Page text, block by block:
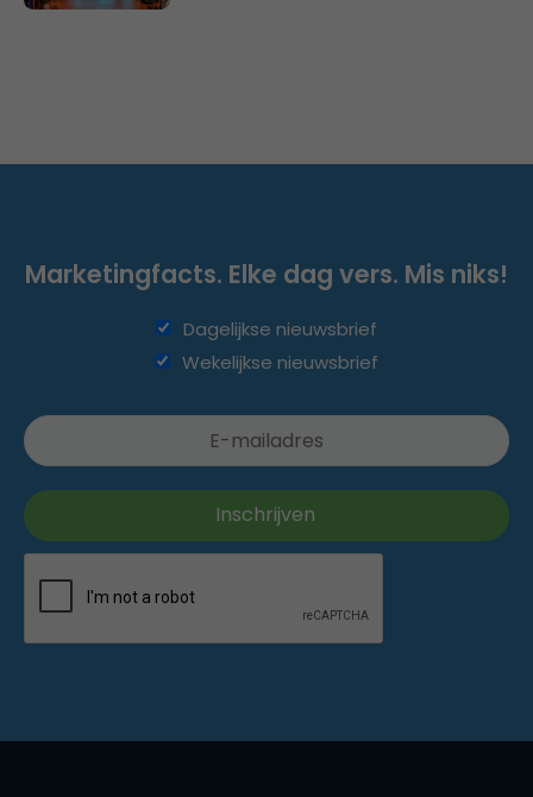
Marketingfacts. Elke dag vers. Mis niks!
Dagelijkse nieuwsbrief
Wekelijkse nieuwsbrief